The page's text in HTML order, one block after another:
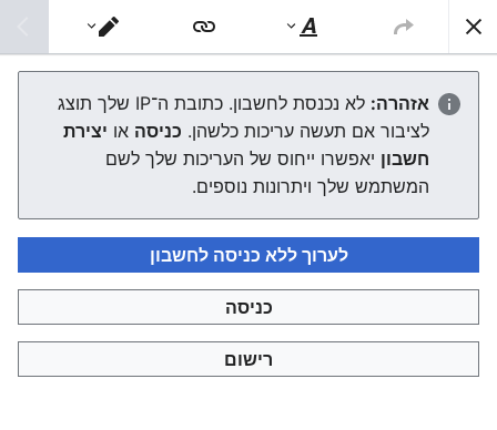
צפונות ויקי
פסקי הלכות
העורך ייטען עכשיו. אם ההודעה הזאת עדיין מוצגת לאחר כמה
שניות, אפשרלטעון את הדף מחדש.
מדיניות פרטיות תצוגת מחשבים
סגנוּן
טקסט
מעבר
עורך
אזהרה:
לא נכנסת לחשבון. כתובת ה־IP שלך תוצג
לציבור אם תעשה עריכות כלשהן. כניסה או יצירת
חשבון יאפשרו ייחוס של העריכות שלך לשם
המשתמש שלך ויתרונות נוספים.
לערוך ללא כניסה לחשבון
כניסה
רישום